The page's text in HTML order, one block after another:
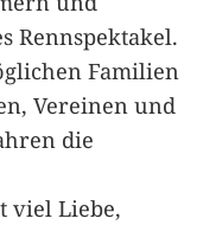
Rennspektakel.
Familien
Vereinen und
die
viel Liebe,